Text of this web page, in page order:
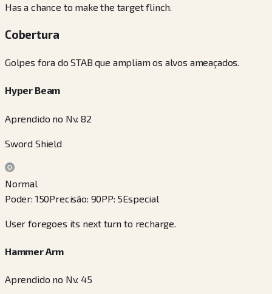
Has a chance to make the target flinch.
Cobertura
Golpes fora do STAB que ampliam os alvos ameaçados.
Hyper Beam
Aprendido no Nv. 82
Sword Shield
Normal
Poder: 150Precisão: 90PP: 5Especial
User foregoes its next turn to recharge.
Hammer Arm
Aprendido no Nv. 45